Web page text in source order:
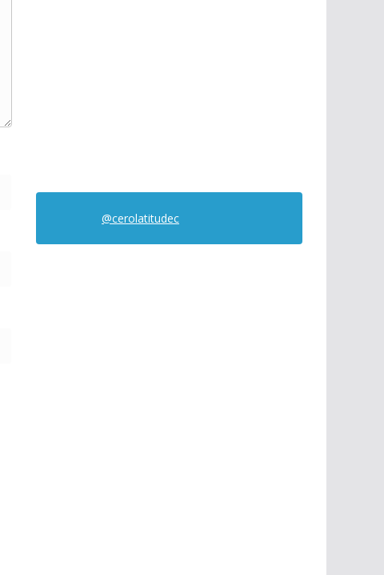
@cerolatitudec